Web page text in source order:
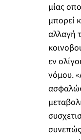
μίας
μπορεί
αλλαγή
εν
νόμου.